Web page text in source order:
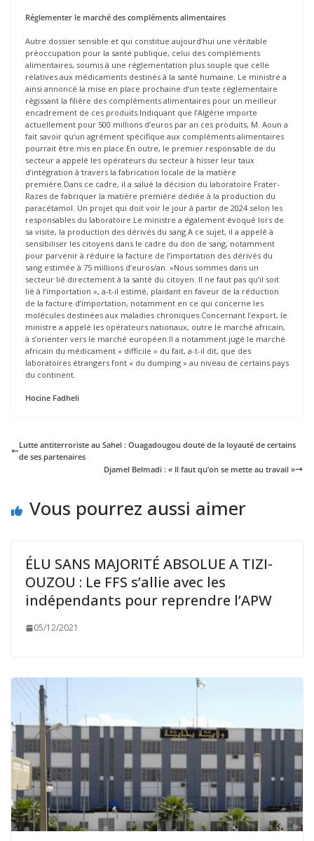
Réglementer le marché des compléments alimentaires
Autre dossier sensible et qui constitue aujourd’hui une véritable
préoccupation pour la santé publique, celui des compléments
alimentaires, soumis à une réglementation plus souple que celle
relatives aux médicaments destinés à la santé humaine. Le ministre a
ainsi annoncé la mise en place prochaine d’un texte réglementaire
régissant la filière des compléments alimentaires pour un meilleur
encadrement de ces produits.Indiquant que l’Algérie importe
actuellement pour 500 millions d’euros par an ces produits, M. Aoun a
fait savoir qu’un agrément spécifique aux compléments alimentaires
pourrait être mis en place.En outre, le premier responsable de du
secteur a appelé les opérateurs du secteur à hisser leur taux
d’intégration à travers la fabrication locale de la matière
première.Dans ce cadre, il a salué la décision du laboratoire Frater-
Razes de fabriquer la matière première dédiée à la production du
paracétamol. Un projet qui doit voir le jour à partir de 2024 selon les
responsables du laboratoire.Le ministre a également évoqué lors de
sa visite, la production des dérivés du sang.A ce sujet, il a appelé à
sensibiliser les citoyens dans le cadre du don de sang, notamment
pour parvenir à réduire la facture de l’importation des dérivés du
sang estimée à 75 millions d’euros/an. »Nous sommes dans un
secteur lié directement à la santé du citoyen. Il ne faut pas qu’il soit
lié à l’importation », a-t-il estimé, plaidant en faveur de la réduction
de la facture d’importation, notamment en ce qui concerne les
molécules destinées aux maladies chroniques.Concernant l’export, le
ministre a appelé les opérateurs nationaux, outre le marché africain,
à s’orienter vers le marché européen.Il a notamment jugé le marché
africain du médicament « difficile » du fait, a-t-il dit, que des
laboratoires étrangers font « du dumping » au niveau de certains pays
du continent.
Hocine Fadheli
Lutte antiterroriste au Sahel : Ouagadougou doute de la loyauté de certains
de ses partenaires
Djamel Belmadi : « Il faut qu’on se mette au travail »
Vous pourrez aussi aimer
ÉLU SANS MAJORITÉ ABSOLUE A TIZI-
OUZOU : Le FFS s’allie avec les
indépendants pour reprendre l’APW
05/12/2021